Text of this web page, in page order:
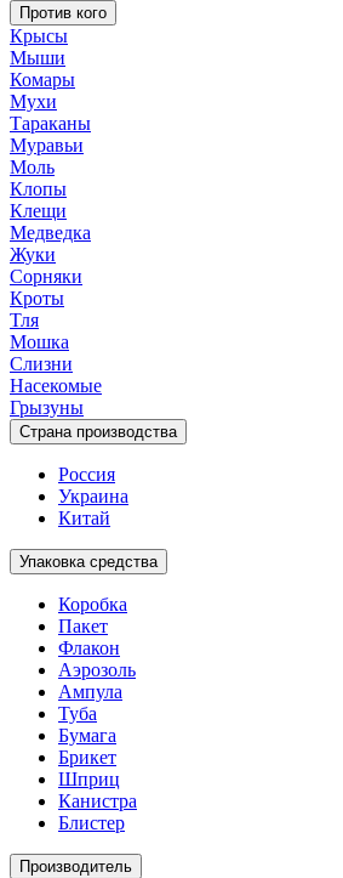
Против кого
Крысы
Мыши
Комары
Мухи
Тараканы
Муравьи
Моль
Клопы
Клещи
Медведка
Жуки
Сорняки
Кроты
Тля
Мошка
Слизни
Насекомые
Грызуны
Страна производства
Россия
Украина
Китай
Упаковка средства
Коробка
Пакет
Флакон
Аэрозоль
Ампула
Туба
Бумага
Брикет
Шприц
Канистра
Блистер
Производитель